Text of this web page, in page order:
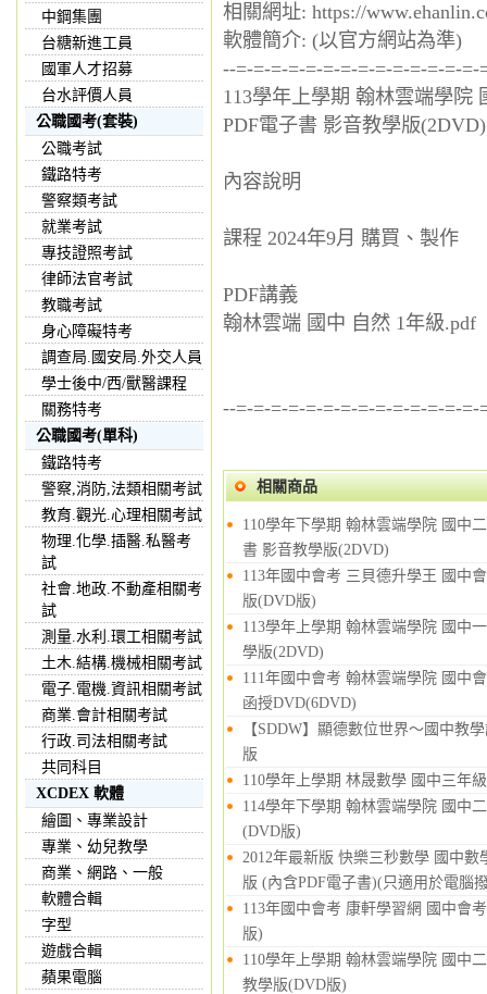
中鋼集團
台糖新進工員
國軍人才招募
台水評價人員
公職國考(套裝)
公職考試
鐵路特考
警察類考試
就業考試
專技證照考試
律師法官考試
教職考試
身心障礙特考
調查局.國安局.外交人員
學士後中/西/獸醫課程
關務特考
公職國考(單科)
鐵路特考
警察,消防,法類相關考試
教育.觀光.心理相關考試
物理.化學.插醫.私醫考
試
社會.地政.不動產相關考
試
測量.水利.環工相關考試
土木.結構.機械相關考試
電子.電機.資訊相關考試
商業.會計相關考試
行政.司法相關考試
共同科目
XCDEX 軟體
繪圖、專業設計
專業、幼兒教學
商業、網路、一般
軟體合輯
字型
遊戲合輯
蘋果電腦
相關網址: https://
軟體簡介: (以官方網站為準)
--=-=-=-=-=-=-=-=-=-=-=-=-=-
113學年上學期 翰林雲端學院
PDF電子書 影音教學版(2DVD)
內容說明
課程 2024年9月 購買、製作
PDF講義
翰林雲端 國中 自然 1年級.pdf
--=-=-=-=-=-=-=-=-=-=-=-=-=-
相關商品
110學年下學期 翰林雲端學院 國中
書 影音教學版(2DVD)
113年國中會考 三貝德升學王 國中
版(DVD版)
113學年上學期 翰林雲端學院 國中
學版(2DVD)
111年國中會考 翰林雲端學院 國中
函授DVD(6DVD)
【SDDW】顯德數位世界～國中教
版
110學年上學期 林晟數學 國中三年
114學年下學期 翰林雲端學院 國中
(DVD版)
2012年最新版 快樂三秒數學 國中
版 (內含PDF電子書)(只適用於電腦
113年國中會考 康軒學習網 國中會
版)
110學年上學期 翰林雲端學院 國中
教學版(DVD版)